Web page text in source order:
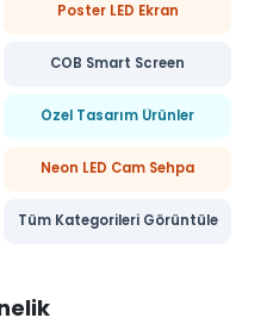
Poster LED Ekran
COB Smart Screen
Özel Tasarım Ürünler
Neon LED Cam Sehpa
Tüm Kategorileri Görüntüle